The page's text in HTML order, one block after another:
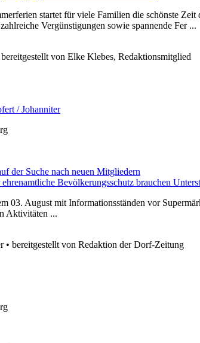
startet für viele Familien die schönste Zeit
Vergünstigungen sowie spannende Fer ...
von Elke Klebes, Redaktionsmitglied
/ Johanniter
der Suche nach neuen Mitgliedern
Bevölkerungsschutz brauchen
03. August mit Informationsständen vor
Aktivitäten ...
• bereitgestellt von Redaktion der Dorf-Zeitung